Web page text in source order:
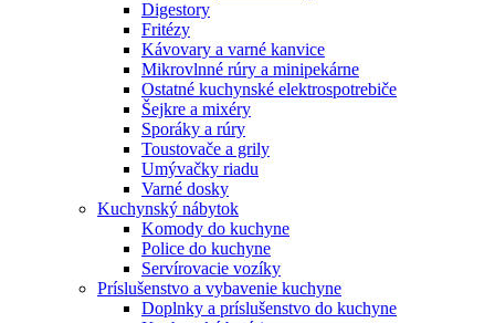
Digestory
Fritézy
Kávovary a varné kanvice
Mikrovlnné rúry a minipekárne
Ostatné kuchynské elektrospotrebiče
Šejkre a mixéry
Sporáky a rúry
Toustovače a grily
Umývačky riadu
Varné dosky
Kuchynský nábytok
Komody do kuchyne
Police do kuchyne
Servírovacie vozíky
Príslušenstvo a vybavenie kuchyne
Doplnky a príslušenstvo do kuchyne